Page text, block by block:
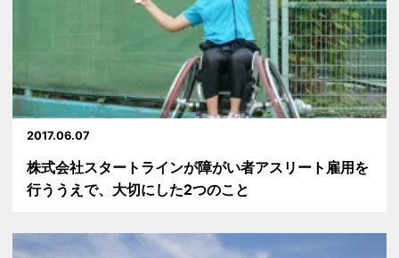
2017.06.07
株式会社スタートラインが障がい者アスリート雇用を
行ううえで、大切にした2つのこと